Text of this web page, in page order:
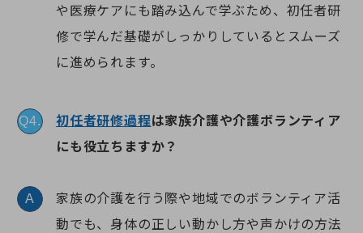
や医療ケアにも踏み込んで学ぶため、初任者研
修で学んだ基礎がしっかりしているとスムーズ
に進められます。
Q4. 初任者研修過程は家族介護や介護ボランティア
にも役立ちますか？
A
家族の介護を行う際や地域でのボランティア活
動でも、身体の正しい動かし方や声かけの方法